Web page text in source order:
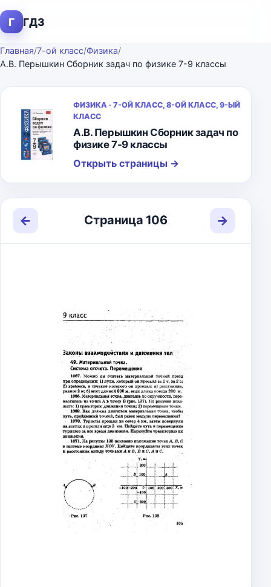
Г ГДЗ
Главная/7-ой класс/Физика/
А.В. Перышкин Сборник задач по физике 7-9 классы
ФИЗИКА · 7-ОЙ КЛАСС, 8-ОЙ КЛАСС, 9-ЫЙ
КЛАСС
А.В. Перышкин Сборник задач по
физике 7-9 классы
Открыть страницы →
← Страница 106 →